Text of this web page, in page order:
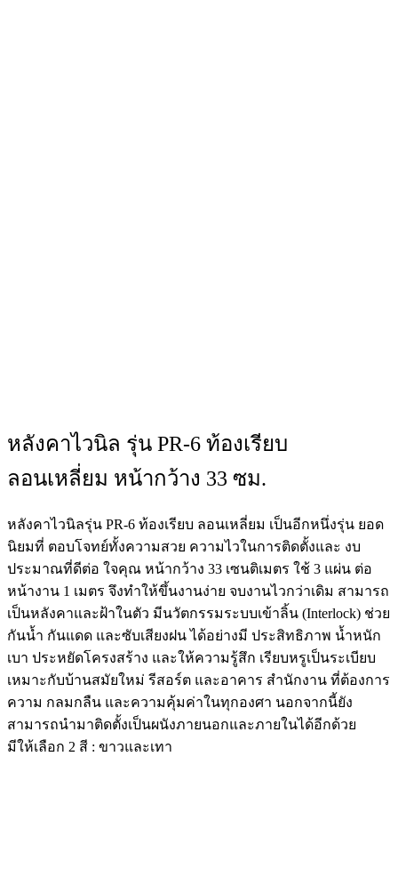
หลังคาไวนิล รุ่น PR-6 ท้องเรียบ
ลอนเหลี่ยม หน้ากว้าง 33 ซม.
หลังคาไวนิลรุ่น PR-6 ท้องเรียบ ลอนเหลี่ยม เป็นอีกหนึ่งรุ่น ยอด
นิยมที่ ตอบโจทย์ทั้งความสวย ความไวในการติดตั้งและ งบ
ประมาณที่ดีต่อ ใจคุณ หน้ากว้าง 33 เซนติเมตร ใช้ 3 แผ่น ต่อ
หน้างาน 1 เมตร จึงทำให้ขึ้นงานง่าย จบงานไวกว่าเดิม สามารถ
เป็นหลังคาและฝ้าในตัว มีนวัตกรรมระบบเข้าลิ้น (Interlock) ช่วย
กันน้ำ กันแดด และซับเสียงฝน ได้อย่างมี ประสิทธิภาพ น้ำหนัก
เบา ประหยัดโครงสร้าง และให้ความรู้สึก เรียบหรูเป็นระเบียบ
เหมาะกับบ้านสมัยใหม่ รีสอร์ต และอาคาร สำนักงาน ที่ต้องการ
ความ กลมกลืน และความคุ้มค่าในทุกองศา นอกจากนี้ยัง
สามารถนำมาติดตั้งเป็นผนังภายนอกและภายในได้อีกด้วย
มีให้เลือก 2 สี : ขาวและเทา